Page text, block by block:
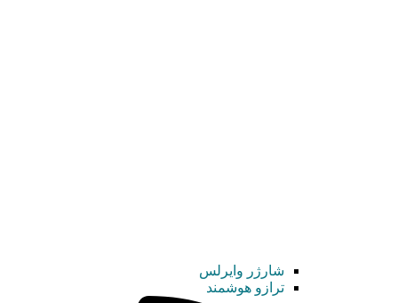
شارژر وایرلس
ترازو هوشمند